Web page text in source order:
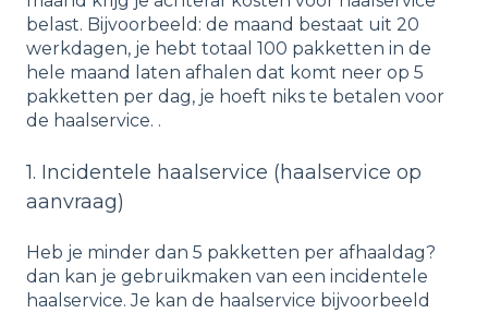
belast. Bijvoorbeeld: de maand bestaat uit 20
werkdagen, je hebt totaal 100 pakketten in de
hele maand laten afhalen dat komt neer op 5
pakketten per dag, je hoeft niks te betalen voor
de haalservice. .
1. Incidentele haalservice (haalservice op
aanvraag)
Heb je minder dan 5 pakketten per afhaaldag?
dan kan je gebruikmaken van een incidentele
haalservice. Je kan de haalservice bijvoorbeeld